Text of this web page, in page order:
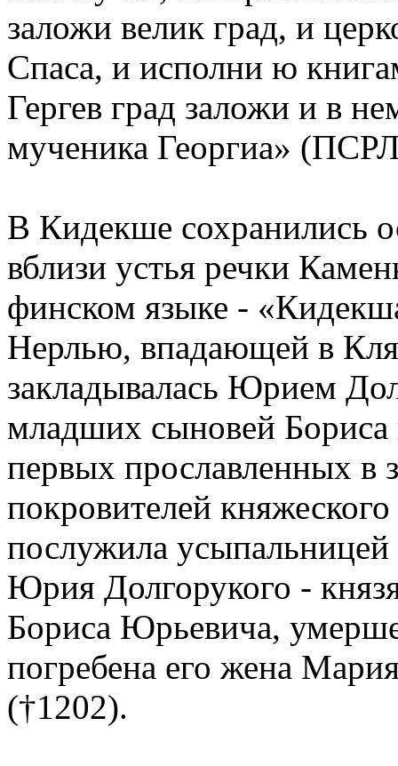
заложи велик град, и
Спаса, и исполни ю
Гергев град заложи и в
мученика Георгиа»
В Кидекше сохранились
вблизи устья речки
финском языке -
Нерлью, впадающей в
закладывалась Юрием
младших сыновей
первых прославленных в
покровителей
послужила
Юрия Долгорукого -
Бориса Юрьевича,
погребена его жена
(†1202).